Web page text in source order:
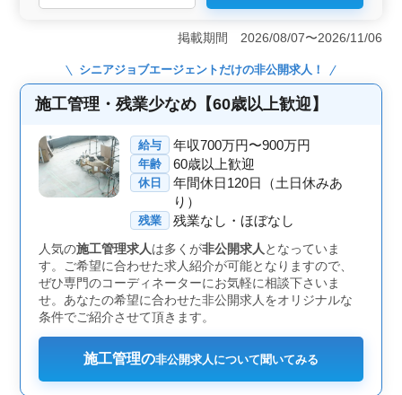
＜安定した高収入＞ 本求人は高水準な給与で、業界平均
を上回る収入が見込めます。また、賞与年2回・昇給制度
も整っており、長期的なキャリアを安定して築くことが
できます。 ＜年齢を問わず活躍できる環境＞ シニア
世代の経験豊富なスタッフも多く在籍し、ベテランが活
躍できる環境です。高齢者の方でも、これまでの経験を
活かし、無理なく働ける職場です。 ＜働きやすい条
件＞ 車通勤可・週休二日制で残業少なめ。岐阜市内での
就業で、駅からもアクセスが良好。働きやすさが確保さ
れています。
掲載期間 2026/08/07〜2026/11/06
シニアジョブエージェントだけの非公開求人！
施工管理・残業少なめ【60歳以上歓迎】
給与 年収700万円〜900万円
年齢 60歳以上歓迎
休日
年間休日120日（土日休みあ
り）
残業 残業なし・ほぼなし
人気の施工管理求人は多くが非公開求人 となっていま
す。ご希望に合わせた求人紹介が可能となりますので、
ぜひ専門のコーディネーターにお気軽に相談下さいま
せ。あなたの希望に合わせた非公開求人をオリジナルな
条件でご紹介させて頂きます。
施工管理の非公開求人について聞いてみる